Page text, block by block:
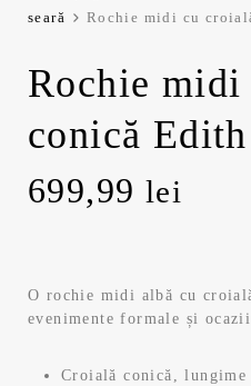
seară
Rochie midi cu
Rochie
conică Edith
699,99 lei
O rochie midi albă cu
evenimente formale și
Croială conică,